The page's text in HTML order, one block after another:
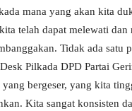
mana yang akan kita
telah dapat melewati dan
Tidak ada satu
Pilkada DPD Partai
yang bergeser, yang kita
Kita sangat konsisten